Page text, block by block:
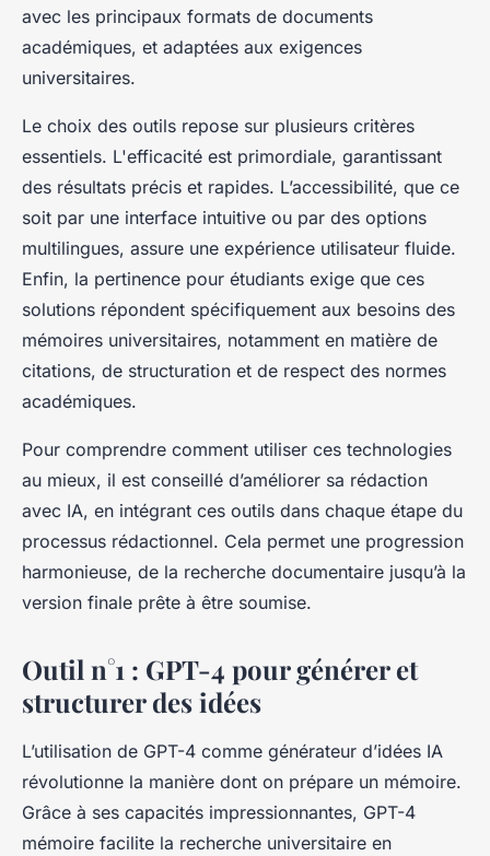
avec les principaux formats de documents
académiques, et adaptées aux exigences
universitaires.
Le choix des outils repose sur plusieurs critères
essentiels. L'efficacité est primordiale, garantissant
des résultats précis et rapides. L’accessibilité, que ce
soit par une interface intuitive ou par des options
multilingues, assure une expérience utilisateur fluide.
Enfin, la pertinence pour étudiants exige que ces
solutions répondent spécifiquement aux besoins des
mémoires universitaires, notamment en matière de
citations, de structuration et de respect des normes
académiques.
Pour comprendre comment utiliser ces technologies
au mieux, il est conseillé d’améliorer sa rédaction
avec IA, en intégrant ces outils dans chaque étape du
processus rédactionnel. Cela permet une progression
harmonieuse, de la recherche documentaire jusqu’à la
version finale prête à être soumise.
Outil n°1 : GPT-4 pour générer et
structurer des idées
L’utilisation de GPT-4 comme générateur d’idées IA
révolutionne la manière dont on prépare un mémoire.
Grâce à ses capacités impressionnantes, GPT-4
mémoire facilite la recherche universitaire en